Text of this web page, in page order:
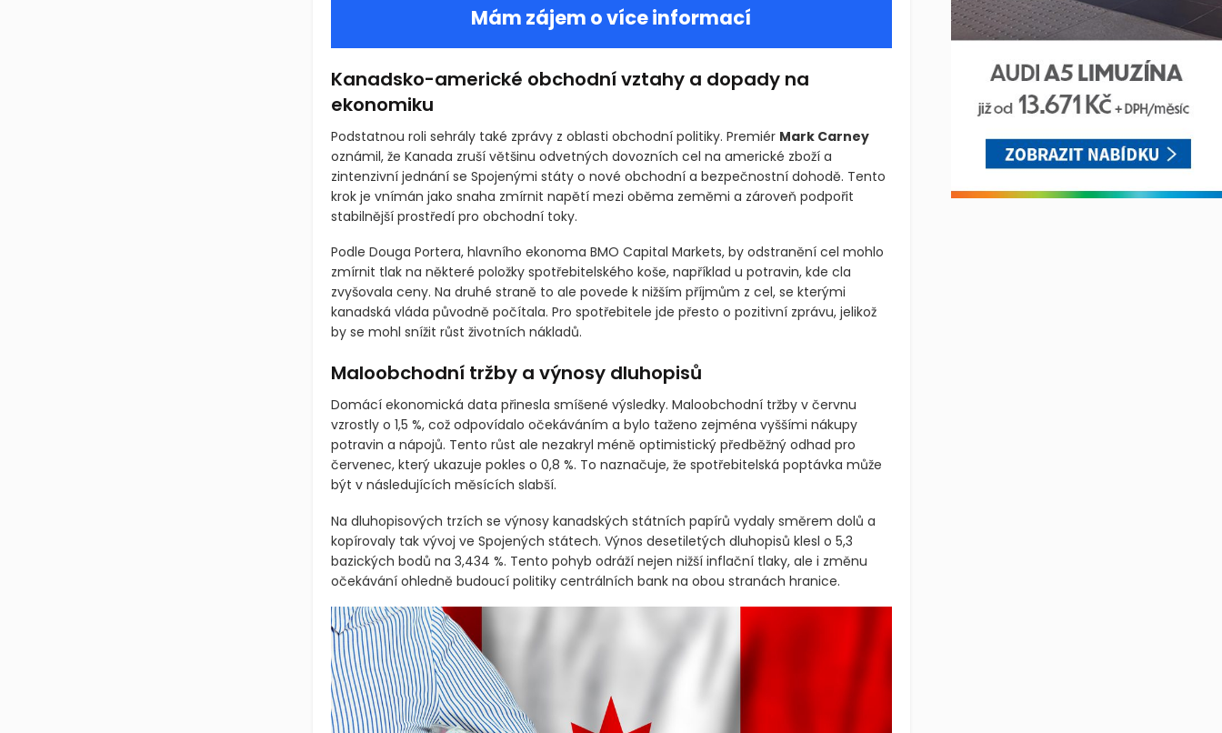
Mám zájem o více informací
Kanadsko-americké obchodní vztahy a dopady na
ekonomiku
Podstatnou roli sehrály také zprávy z oblasti obchodní politiky. Premiér Mark Carney
oznámil, že Kanada zruší většinu odvetných dovozních cel na americké zboží a
zintenzivní jednání se Spojenými státy o nové obchodní a bezpečnostní dohodě. Tento
krok je vnímán jako snaha zmírnit napětí mezi oběma zeměmi a zároveň podpořit
stabilnější prostředí pro obchodní toky.
Podle Douga Portera, hlavního ekonoma BMO Capital Markets, by odstranění cel mohlo
zmírnit tlak na některé položky spotřebitelského koše, například u potravin, kde cla
zvyšovala ceny. Na druhé straně to ale povede k nižším příjmům z cel, se kterými
kanadská vláda původně počítala. Pro spotřebitele jde přesto o pozitivní zprávu, jelikož
by se mohl snížit růst životních nákladů.
Maloobchodní tržby a výnosy dluhopisů
Domácí ekonomická data přinesla smíšené výsledky. Maloobchodní tržby v červnu
vzrostly o 1,5 %, což odpovídalo očekáváním a bylo taženo zejména vyššími nákupy
potravin a nápojů. Tento růst ale nezakryl méně optimistický předběžný odhad pro
červenec, který ukazuje pokles o 0,8 %. To naznačuje, že spotřebitelská poptávka může
být v následujících měsících slabší.
Na dluhopisových trzích se výnosy kanadských státních papírů vydaly směrem dolů a
kopírovaly tak vývoj ve Spojených státech. Výnos desetiletých dluhopisů klesl o 5,3
bazických bodů na 3,434 %. Tento pohyb odráží nejen nižší inflační tlaky, ale i změnu
očekávání ohledně budoucí politiky centrálních bank na obou stranách hranice.